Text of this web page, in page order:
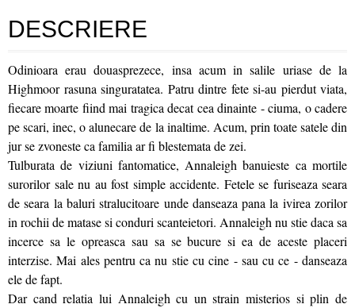
DESCRIERE
Odinioara erau douasprezece, insa acum in salile uriase de la
Highmoor rasuna singuratatea. Patru dintre fete si-au pierdut viata,
fiecare moarte fiind mai tragica decat cea dinainte - ciuma, o cadere
pe scari, inec, o alunecare de la inaltime. Acum, prin toate satele din
jur se zvoneste ca familia ar fi blestemata de zei.
Tulburata de viziuni fantomatice, Annaleigh banuieste ca mortile
surorilor sale nu au fost simple accidente. Fetele se furiseaza seara
de seara la baluri stralucitoare unde danseaza pana la ivirea zorilor
in rochii de matase si conduri scanteietori. Annaleigh nu stie daca sa
incerce sa le opreasca sau sa se bucure si ea de aceste placeri
interzise. Mai ales pentru ca nu stie cu cine - sau cu ce - danseaza
ele de fapt.
Dar cand relatia lui Annaleigh cu un strain misterios si plin de